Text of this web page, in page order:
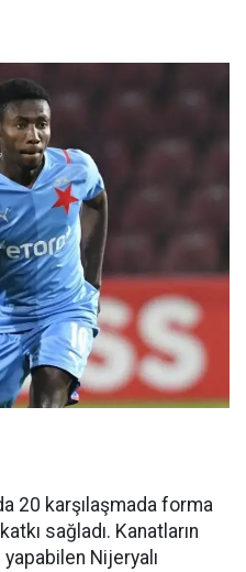
20 karşılaşmada forma
sağladı. Kanatların
Nijeryalı